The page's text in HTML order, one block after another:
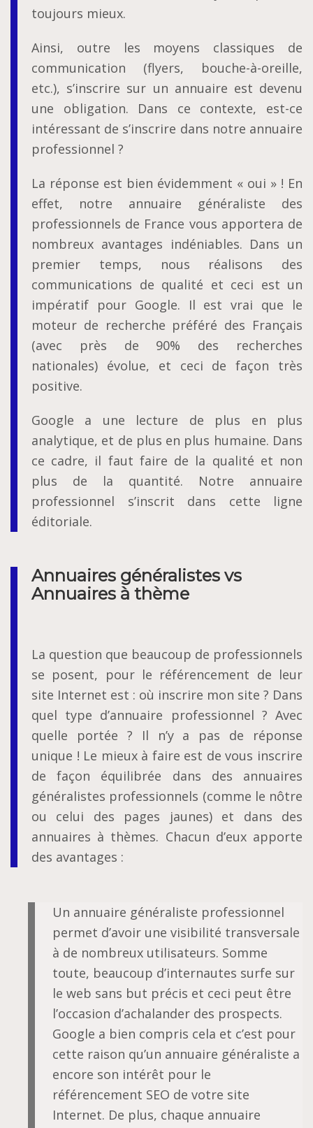
toujours mieux.
Ainsi, outre les moyens classiques de
communication (flyers, bouche-à-oreille,
etc.), s’inscrire sur un annuaire est devenu
une obligation. Dans ce contexte, est-ce
intéressant de s’inscrire dans notre annuaire
professionnel ?
La réponse est bien évidemment « oui » ! En
effet, notre annuaire généraliste des
professionnels de France vous apportera de
nombreux avantages indéniables. Dans un
premier temps, nous réalisons des
communications de qualité et ceci est un
impératif pour Google. Il est vrai que le
moteur de recherche préféré des Français
(avec près de 90% des recherches
nationales) évolue, et ceci de façon très
positive.
Google a une lecture de plus en plus
analytique, et de plus en plus humaine. Dans
ce cadre, il faut faire de la qualité et non
plus de la quantité. Notre annuaire
professionnel s’inscrit dans cette ligne
éditoriale.
Annuaires généralistes vs
Annuaires à thème
La question que beaucoup de professionnels
se posent, pour le référencement de leur
site Internet est : où inscrire mon site ? Dans
quel type d’annuaire professionnel ? Avec
quelle portée ? Il n’y a pas de réponse
unique ! Le mieux à faire est de vous inscrire
de façon équilibrée dans des annuaires
généralistes professionnels (comme le nôtre
ou celui des pages jaunes) et dans des
annuaires à thèmes. Chacun d’eux apporte
des avantages :
Un annuaire généraliste professionnel
permet d’avoir une visibilité transversale
à de nombreux utilisateurs. Somme
toute, beaucoup d’internautes surfe sur
le web sans but précis et ceci peut être
l’occasion d’achalander des prospects.
Google a bien compris cela et c’est pour
cette raison qu’un annuaire généraliste a
encore son intérêt pour le
référencement SEO de votre site
Internet. De plus, chaque annuaire